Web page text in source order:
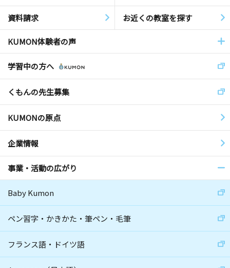
資料請求 お近くの教室を探す
KUMON体験者の声
学習中の方へ
くもんの先生募集
KUMONの原点
企業情報
事業・活動の広がり
Baby Kumon
ペン習字・かきかた・筆ペン・毛筆
フランス語・ドイツ語